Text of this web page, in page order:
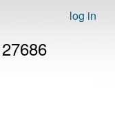
log in